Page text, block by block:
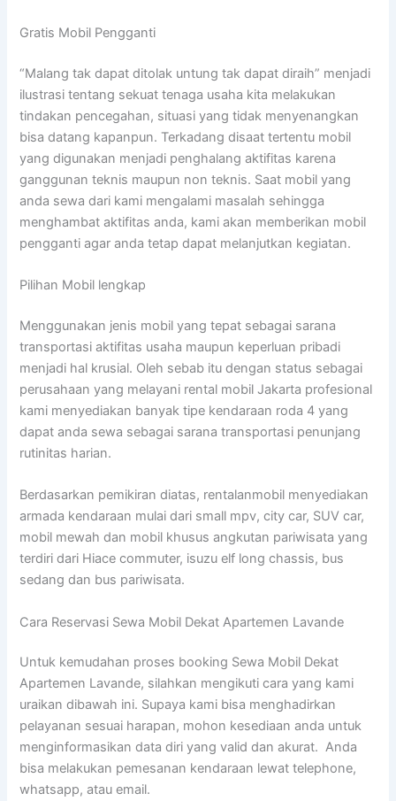
Gratis Mobil Pengganti
“Malang tak dapat ditolak untung tak dapat diraih” menjadi
ilustrasi tentang sekuat tenaga usaha kita melakukan
tindakan pencegahan, situasi yang tidak menyenangkan
bisa datang kapanpun. Terkadang disaat tertentu mobil
yang digunakan menjadi penghalang aktifitas karena
ganggunan teknis maupun non teknis. Saat mobil yang
anda sewa dari kami mengalami masalah sehingga
menghambat aktifitas anda, kami akan memberikan mobil
pengganti agar anda tetap dapat melanjutkan kegiatan.
Pilihan Mobil lengkap
Menggunakan jenis mobil yang tepat sebagai sarana
transportasi aktifitas usaha maupun keperluan pribadi
menjadi hal krusial. Oleh sebab itu dengan status sebagai
perusahaan yang melayani rental mobil Jakarta profesional
kami menyediakan banyak tipe kendaraan roda 4 yang
dapat anda sewa sebagai sarana transportasi penunjang
rutinitas harian.
Berdasarkan pemikiran diatas, rentalanmobil menyediakan
armada kendaraan mulai dari small mpv, city car, SUV car,
mobil mewah dan mobil khusus angkutan pariwisata yang
terdiri dari Hiace commuter, isuzu elf long chassis, bus
sedang dan bus pariwisata.
Cara Reservasi Sewa Mobil Dekat Apartemen Lavande
Untuk kemudahan proses booking Sewa Mobil Dekat
Apartemen Lavande, silahkan mengikuti cara yang kami
uraikan dibawah ini. Supaya kami bisa menghadirkan
pelayanan sesuai harapan, mohon kesediaan anda untuk
menginformasikan data diri yang valid dan akurat. Anda
bisa melakukan pemesanan kendaraan lewat telephone,
whatsapp, atau email.